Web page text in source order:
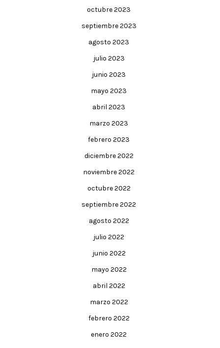
octubre 2023
septiembre 2023
agosto 2023
julio 2023
junio 2023
mayo 2023
abril 2023
marzo 2023
febrero 2023
diciembre 2022
noviembre 2022
octubre 2022
septiembre 2022
agosto 2022
julio 2022
junio 2022
mayo 2022
abril 2022
marzo 2022
febrero 2022
enero 2022